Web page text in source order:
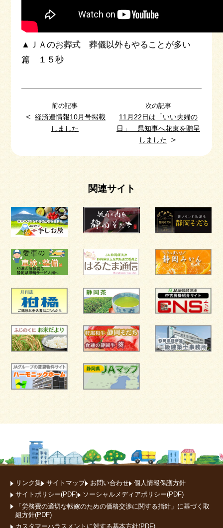
▲ＪＡのお葬式 葬儀以外もやることが多い
篇 １５秒
前の記事
＜経済連情報10月号掲載
しました
次の記事
11月22日は「いい夫婦の
日」 県知事へ花束を贈呈
しました
＞
関連サイト
リンク集 サイトマップ お問い合わせ
個人情報保護方針
サイトポリシー(PDF)
ソーシャルメディアポリシー(PDF)
「労務費の適切な転嫁のための価格交渉に関する指針」に基づく取
組方針(PDF)
カスタマーハラスメントに対する基本方針(PDF)